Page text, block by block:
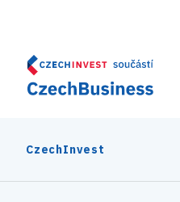
CzechInvest